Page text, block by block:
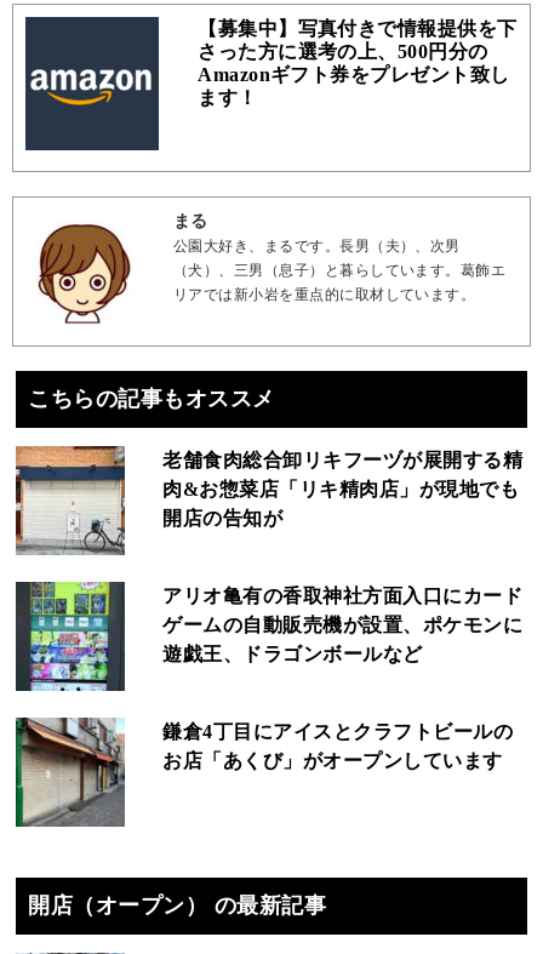
【募集中】写真付きで情報提供を下
さった方に選考の上、500円分の
Amazonギフト券をプレゼント致し
ます！
まる
公園大好き、まるです。長男（夫）、次男
（犬）、三男（息子）と暮らしています。葛飾エ
リアでは新小岩を重点的に取材しています。
こちらの記事もオススメ
老舗食肉総合卸リキフーヅが展開する精
肉&お惣菜店「リキ精肉店」が現地でも
開店の告知が
アリオ亀有の香取神社方面入口にカード
ゲームの自動販売機が設置、ポケモンに
遊戯王、ドラゴンボールなど
鎌倉4丁目にアイスとクラフトビールの
お店「あくび」がオープンしています
開店（オープン） の最新記事